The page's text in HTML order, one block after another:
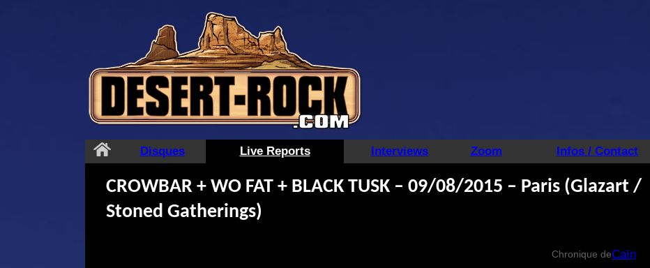
Disques Live Reports Interviews Zoom Infos / Contact
CROWBAR + WO FAT + BLACK TUSK – 09/08/2015 – Paris (Glazart /
Stoned Gatherings)
Chronique deCaïn